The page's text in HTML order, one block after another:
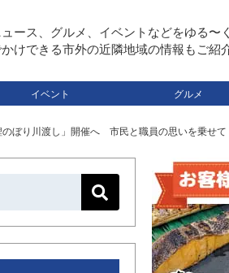
ース、グルメ、イベントなどをゆる〜
けできる市外の近隣地域の情報もご紹介
イベント グルメ
のぼり川渡し」開催へ 市民と職員の思いを乗せて